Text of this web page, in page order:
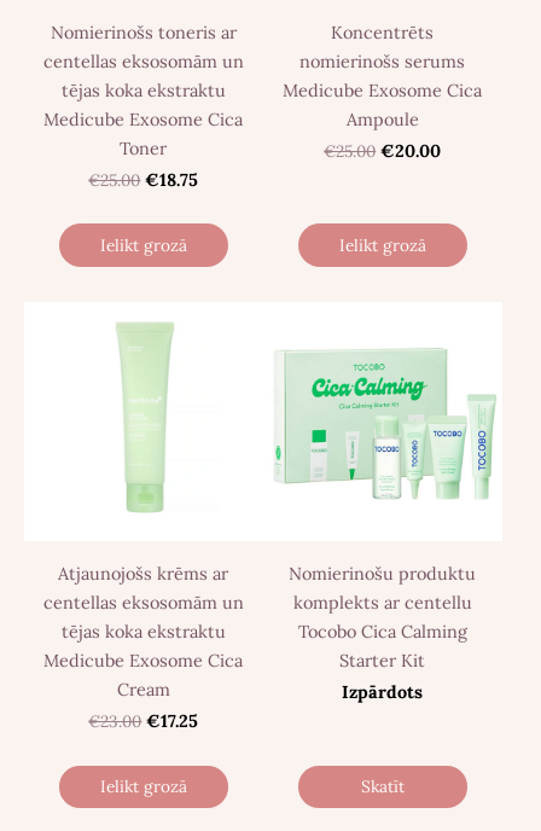
Nomierinošs toneris ar
centellas eksosomām un
tējas koka ekstraktu
Medicube Exosome Cica
Toner
€25.00 €18.75
Ielikt grozā
Koncentrēts
nomierinošs serums
Medicube Exosome Cica
Ampoule
€25.00 €20.00
Ielikt grozā
Atjaunojošs krēms ar
centellas eksosomām un
tējas koka ekstraktu
Medicube Exosome Cica
Cream
€23.00 €17.25
Ielikt grozā
Nomierinošu produktu
komplekts ar centellu
Tocobo Cica Calming
Starter Kit
Izpārdots
Skatīt